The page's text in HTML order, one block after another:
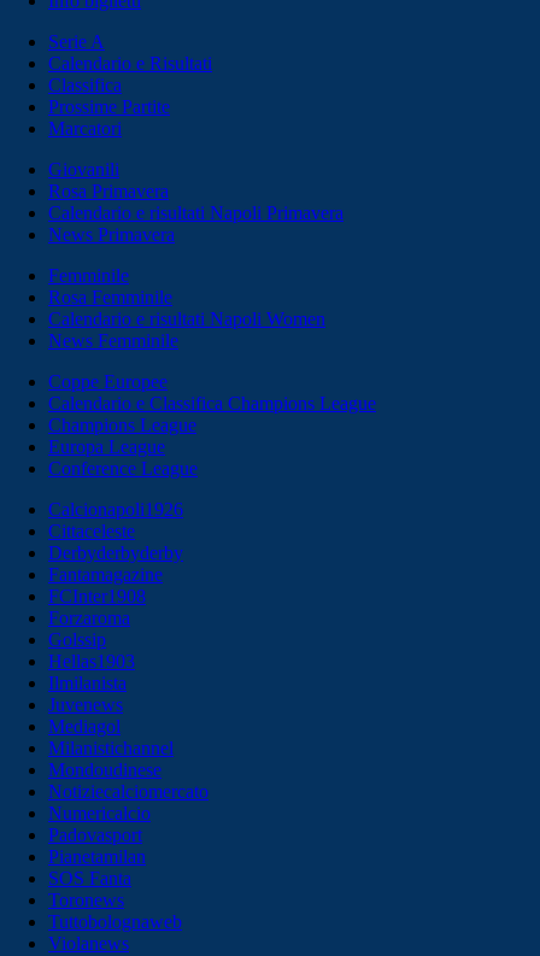
Serie A
Calendario e Risultati
Classifica
Prossime Partite
Marcatori
Giovanili
Rosa Primavera
Calendario e risultati Napoli Primavera
News Primavera
Femminile
Rosa Femminile
Calendario e risultati Napoli Women
News Femminile
Coppe Europee
Calendario e Classifica Champions League
Champions League
Europa League
Conference League
Calcionapoli1926
Cittaceleste
Derbyderbyderby
Fantamagazine
FCInter1908
Forzaroma
Golssip
Hellas1903
Ilmilanista
Juvenews
Mediagol
Milanistichannel
Mondoudinese
Notiziecalciomercato
Numericalcio
Padovasport
Pianetamilan
SOS Fanta
Toronews
Tuttobolognaweb
Violanews